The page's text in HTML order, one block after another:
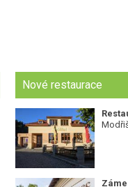
Nové restaurace